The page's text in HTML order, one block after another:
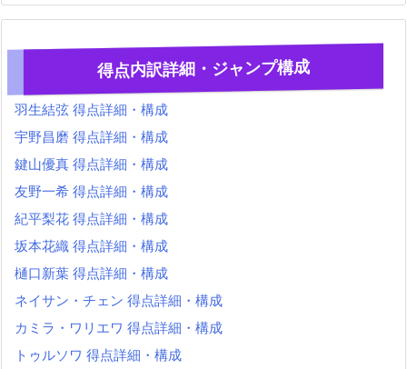
得点内訳詳細・ジャンプ構成
羽生結弦 得点詳細・構成
宇野昌磨 得点詳細・構成
鍵山優真 得点詳細・構成
友野一希 得点詳細・構成
紀平梨花 得点詳細・構成
坂本花織 得点詳細・構成
樋口新葉 得点詳細・構成
ネイサン・チェン 得点詳細・構成
カミラ・ワリエワ 得点詳細・構成
トゥルソワ 得点詳細・構成